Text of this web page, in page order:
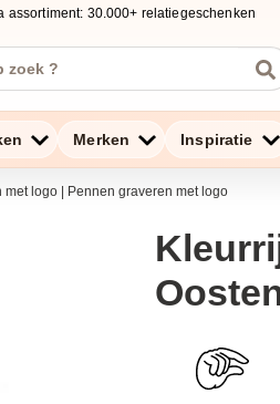
assortiment: 30.000+ relatiegeschenken
Merken Inspiratie
met logo | Pennen graveren met logo